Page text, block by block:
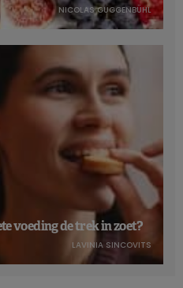
NICOLAS GUGGENBÜHL
voeding de trek in zoet?
LAVINIA SINCOVITS